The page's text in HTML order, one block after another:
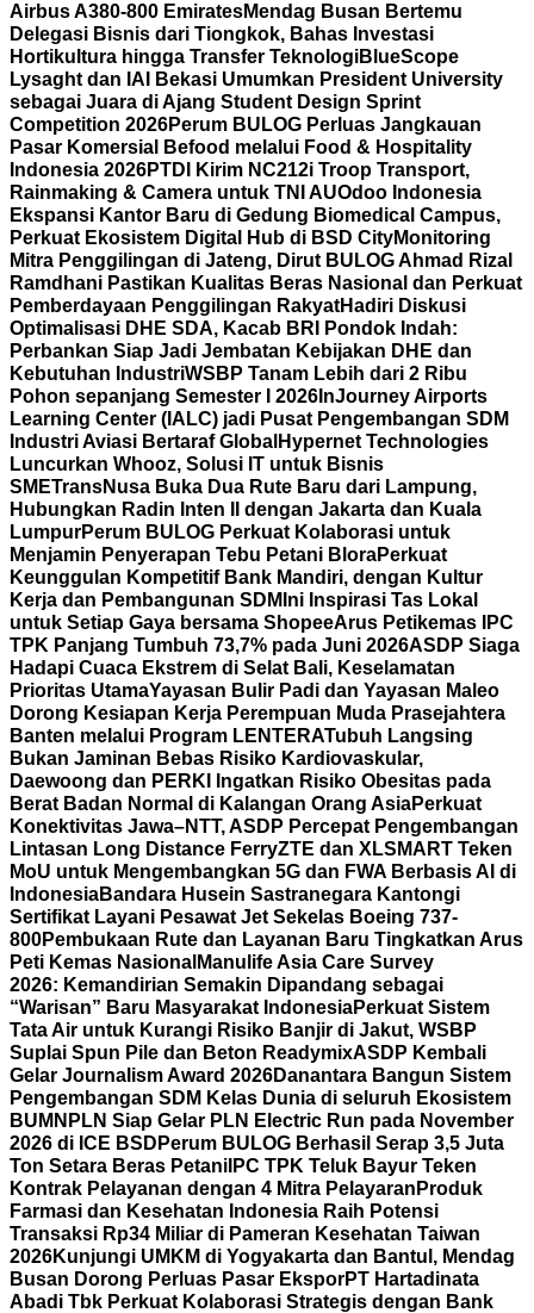
Airbus A380-800 EmiratesMendag Busan Bertemu
Delegasi Bisnis dari Tiongkok, Bahas Investasi
Hortikultura hingga Transfer TeknologiBlueScope
Lysaght dan IAI Bekasi Umumkan President University
sebagai Juara di Ajang Student Design Sprint
Competition 2026Perum BULOG Perluas Jangkauan
Pasar Komersial Befood melalui Food & Hospitality
Indonesia 2026PTDI Kirim NC212i Troop Transport,
Rainmaking & Camera untuk TNI AUOdoo Indonesia
Ekspansi Kantor Baru di Gedung Biomedical Campus,
Perkuat Ekosistem Digital Hub di BSD CityMonitoring
Mitra Penggilingan di Jateng, Dirut BULOG Ahmad Rizal
Ramdhani Pastikan Kualitas Beras Nasional dan Perkuat
Pemberdayaan Penggilingan RakyatHadiri Diskusi
Optimalisasi DHE SDA, Kacab BRI Pondok Indah:
Perbankan Siap Jadi Jembatan Kebijakan DHE dan
Kebutuhan IndustriWSBP Tanam Lebih dari 2 Ribu
Pohon sepanjang Semester I 2026 InJourney Airports
Learning Center (IALC) jadi Pusat Pengembangan SDM
Industri Aviasi Bertaraf Global Hypernet Technologies
Luncurkan Whooz, Solusi IT untuk Bisnis
SMETransNusa Buka Dua Rute Baru dari Lampung,
Hubungkan Radin Inten II dengan Jakarta dan Kuala
LumpurPerum BULOG Perkuat Kolaborasi untuk
Menjamin Penyerapan Tebu Petani BloraPerkuat
Keunggulan Kompetitif Bank Mandiri, dengan Kultur
Kerja dan Pembangunan SDM Ini Inspirasi Tas Lokal
untuk Setiap Gaya bersama ShopeeArus Petikemas IPC
TPK Panjang Tumbuh 73,7% pada Juni 2026ASDP Siaga
Hadapi Cuaca Ekstrem di Selat Bali, Keselamatan
Prioritas UtamaYayasan Bulir Padi dan Yayasan Maleo
Dorong Kesiapan Kerja Perempuan Muda Prasejahtera
Banten melalui Program LENTERATubuh Langsing
Bukan Jaminan Bebas Risiko Kardiovaskular,
Daewoong dan PERKI Ingatkan Risiko Obesitas pada
Berat Badan Normal di Kalangan Orang AsiaPerkuat
Konektivitas Jawa–NTT, ASDP Percepat Pengembangan
Lintasan Long Distance FerryZTE dan XLSMART Teken
MoU untuk Mengembangkan 5G dan FWA Berbasis AI di
IndonesiaBandara Husein Sastranegara Kantongi
Sertifikat Layani Pesawat Jet Sekelas Boeing 737-
800Pembukaan Rute dan Layanan Baru Tingkatkan Arus
Peti Kemas Nasional Manulife Asia Care Survey
2026: Kemandirian Semakin Dipandang sebagai
“Warisan” Baru Masyarakat IndonesiaPerkuat Sistem
Tata Air untuk Kurangi Risiko Banjir di Jakut, WSBP
Suplai Spun Pile dan Beton ReadymixASDP Kembali
Gelar Journalism Award 2026Danantara Bangun Sistem
Pengembangan SDM Kelas Dunia di seluruh Ekosistem
BUMN PLN Siap Gelar PLN Electric Run pada November
2026 di ICE BSD Perum BULOG Berhasil Serap 3,5 Juta
Ton Setara Beras Petani IPC TPK Teluk Bayur Teken
Kontrak Pelayanan dengan 4 Mitra Pelayaran Produk
Farmasi dan Kesehatan Indonesia Raih Potensi
Transaksi Rp34 Miliar di Pameran Kesehatan Taiwan
2026Kunjungi UMKM di Yogyakarta dan Bantul, Mendag
Busan Dorong Perluas Pasar EksporPT Hartadinata
Abadi Tbk Perkuat Kolaborasi Strategis dengan Bank